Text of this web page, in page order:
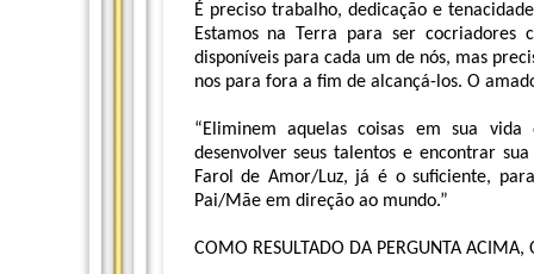
É preciso trabalho, dedicação e
Estamos na Terra para ser cocriadores
disponíveis para cada um de nós, mas
nos para fora a fim de alcançá-los. O
“Eliminem aquelas coisas em sua
desenvolver seus talentos e encontrar
Farol de Amor/Luz, já é o suficiente,
Pai/Mãe em direção ao mundo.”
COMO RESULTADO DA PERGUNTA ACIMA,